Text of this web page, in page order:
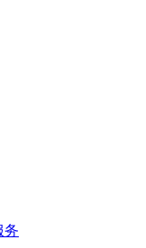
务